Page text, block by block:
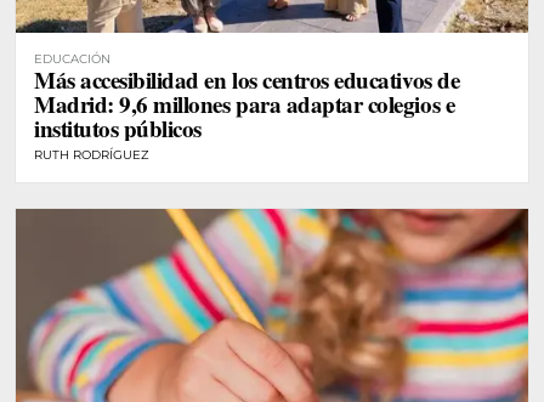
EDUCACIÓN
Más accesibilidad en los centros educativos de
Madrid: 9,6 millones para adaptar colegios e
institutos públicos
RUTH RODRÍGUEZ